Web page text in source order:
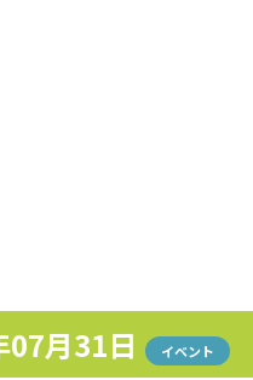
月31日 イベント